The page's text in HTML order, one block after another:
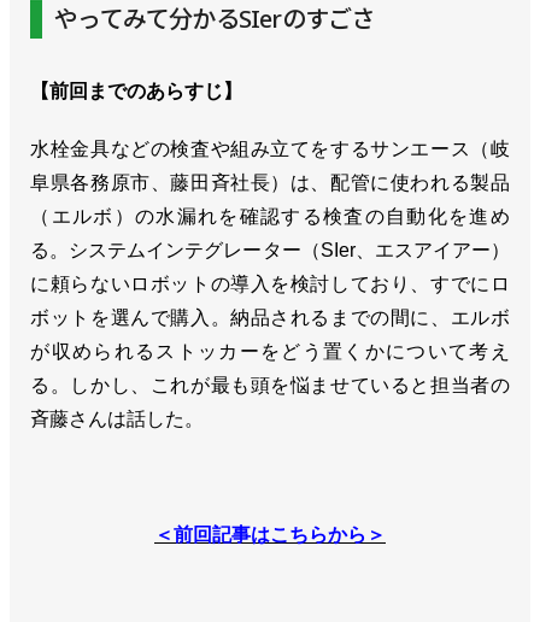
やってみて分かるSIerのすごさ
【前回までのあらすじ】
水栓金具などの検査や組み立てをするサンエース（岐
阜県各務原市、藤田斉社長）は、配管に使われる製品
（エルボ）の水漏れを確認する検査の自動化を進め
る。システムインテグレーター（SIer、エスアイアー）
に頼らないロボットの導入を検討しており、すでにロ
ボットを選んで購入。納品されるまでの間に、エルボ
が収められるストッカーをどう置くかについて考え
る。しかし、これが最も頭を悩ませていると担当者の
斉藤さんは話した。
＜前回記事はこちらから＞